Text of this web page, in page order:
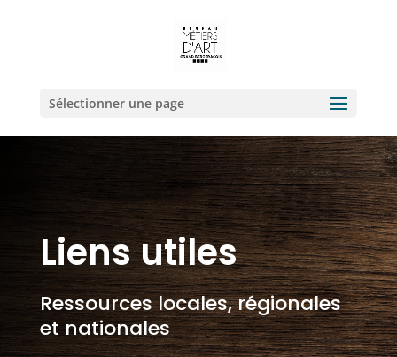
Sélectionner une page
Liens utiles
Ressources locales, régionales
et nationales